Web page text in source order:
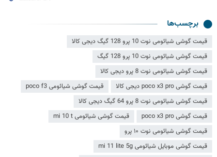
برچسب‌ها
قیمت گوشی شیائومی نوت 10 پرو 128 گیگ دیجی کالا
قیمت گوشی شیائومی نوت 10 پرو 128 گیگ
قیمت گوشی شیائومی نوت 8 پرو دیجی کالا
قیمت گوشی poco x3 pro دیجی کالا
قیمت گوشی شیائومی poco f3
قیمت گوشی شیائومی نوت 8 پرو 64 گیگ دیجی کالا
قیمت گوشی poco x3 pro
قیمت گوشی شیائومی mi 10 t
قیمت گوشی شیائومی نوت ۱۰ پرو
قیمت گوشی موبایل شیائومی mi 11 lite 5g